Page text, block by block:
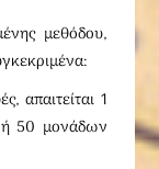
μεθόδου,
απαιτείται 1
50 μονάδων